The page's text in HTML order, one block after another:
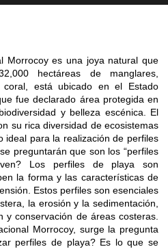
es una joya natural que
hectáreas de manglares,
está ubicado en el Estado
fue declarado área protegida en
y belleza escénica. El
su rica diversidad de ecosistemas
ideal para la realización de perfiles
preguntarán que son los “perfiles
Los perfiles de playa son
la forma y las características de
Estos perfiles son esenciales
la erosión y la sedimentación,
y conservación de áreas costeras.
Morrocoy, surge la pregunta
perfiles de playa? Es lo que se